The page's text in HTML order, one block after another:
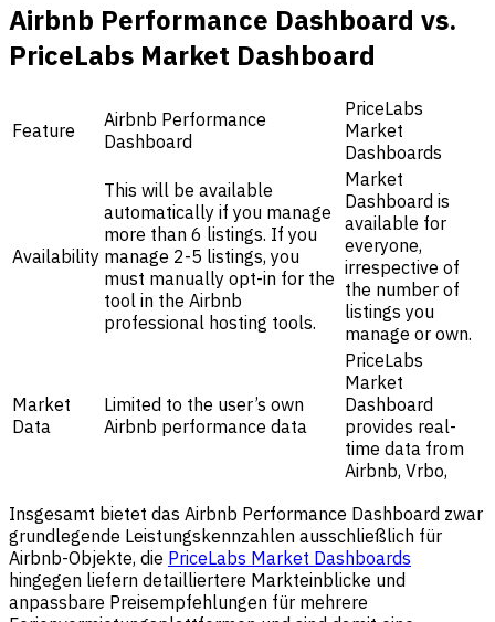
Airbnb Performance Dashboard vs.
PriceLabs Market Dashboard
Feature
Airbnb Performance
Dashboard
PriceLabs
Market
Dashboards
Availability
This will be available
automatically if you manage
more than 6 listings. If you
manage 2-5 listings, you
must manually opt-in for the
tool in the Airbnb
professional hosting tools.
Market
Dashboard is
available for
everyone,
irrespective of
the number of
listings you
manage or own.
Market
Data
Limited to the user’s own
Airbnb performance data
PriceLabs
Market
Dashboard
provides real-
time data from
Airbnb, Vrbo,
Insgesamt bietet das Airbnb Performance Dashboard zwar
grundlegende Leistungskennzahlen ausschließlich für
Airbnb-Objekte, die PriceLabs Market Dashboards
hingegen liefern detailliertere Markteinblicke und
anpassbare Preisempfehlungen für mehrere